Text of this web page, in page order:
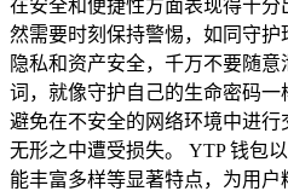
在安全和便捷性方面表现得十
然需要时刻保持警惕，如同守
隐私和资产安全，千万不要随
词，就像守护自己的生命密码
避免在不安全的网络环境中进
无形之中遭受损失。 YTP 钱包
能丰富多样等显著特点，为用